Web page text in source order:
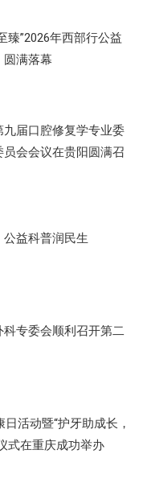
臻”2026年西部行公益
圆满落幕
届口腔修复学专业委
员会会议在贵阳圆满召
益科普润民生
专委会顺利召开第二
活动暨“护牙助成长，
式在重庆成功举办